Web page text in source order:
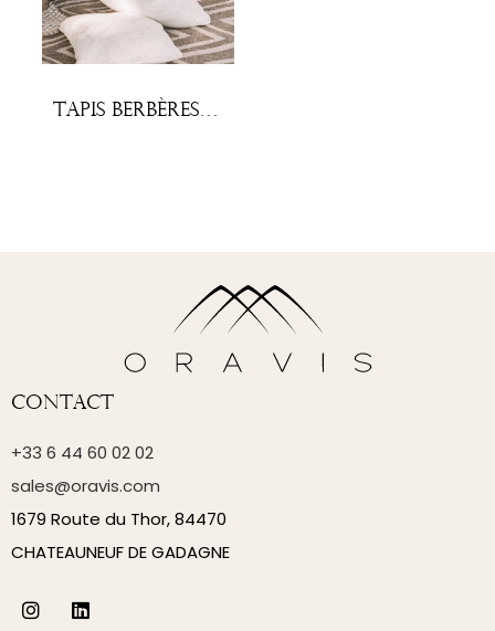
Tapis Berbères (lot x3)
Contact
+33 6 44 60 02 02
sales@oravis.com
1679 Route du Thor, 84470
CHATEAUNEUF DE GADAGNE